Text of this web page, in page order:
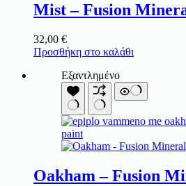
Mist – Fusion
32,00 €
Προσθήκη στο καλάθι
Εξαντλημένο
Oakham – Fusion